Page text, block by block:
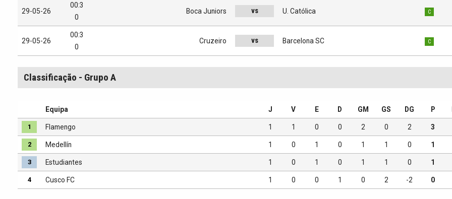
29-05-26
00:3
0
Boca Juniors vs U. Católica C
29-05-26
00:3
0
Cruzeiro vs Barcelona SC C
Classificação - Grupo A
Equipa J V E D GM GS DG P
1 Flamengo 1 1 0 0 2 0 2 3
2 Medellín 1 0 1 0 1 1 0 1
3 Estudiantes 1 0 1 0 1 1 0 1
4 Cusco FC 1 0 0 1 0 2 -2 0